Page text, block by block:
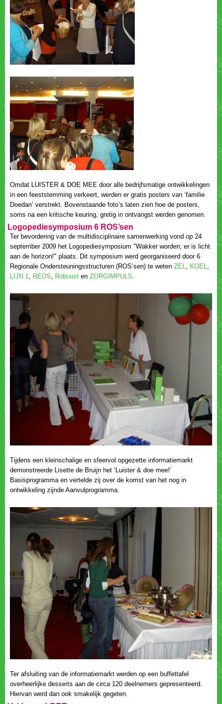
Omdat LUISTER & DOE MEE door alle bedrijfsmatige ontwikkelingen
in een feeststemming verkeert, werden er gratis posters van ‘familie
Doedan’ verstrekt. Bovenstaande foto’s laten zien hoe de posters,
Ter bevordering van de multidisciplinaire samenwerking vond op 24
september 2009 het Logopediesymposium "Wakker worden; er is licht
aan de horizon!" plaats. Dit symposium werd georganiseerd door 6
Regionale Ondersteuningsstructuren (ROS’sen) te weten
,
,
,
, en
Tijdens een kleinschalige en sfeervol opgezette informatiemarkt
demonstreerde Lisette de Bruijn het ‘Luister & doe mee!’
Basisprogramma en vertelde zij over de komst van het nog in
ontwikkeling zijnde Aanvulprogramma.
Ter afsluiting van de informatiemarkt werden op een buffettafel
overheerlijke desserts aan de circa 120 deelnemers gepresenteerd.